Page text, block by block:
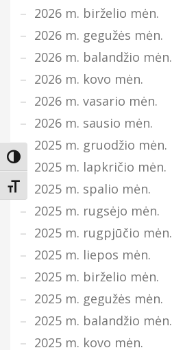
Įjungti didesnį kontrastą
Keisti teksto dydį
2026 m. birželio mėn.
2026 m. gegužės mėn.
2026 m. balandžio mėn.
2026 m. kovo mėn.
2026 m. vasario mėn.
2026 m. sausio mėn.
2025 m. gruodžio mėn.
2025 m. lapkričio mėn.
2025 m. spalio mėn.
2025 m. rugsėjo mėn.
2025 m. rugpjūčio mėn.
2025 m. liepos mėn.
2025 m. birželio mėn.
2025 m. gegužės mėn.
2025 m. balandžio mėn.
2025 m. kovo mėn.